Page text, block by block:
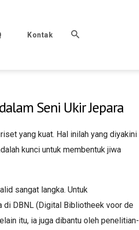
Kontak
Seni Ukir Jepara
yang kuat. Hal inilah yang diyakini
kunci untuk membentuk jiwa
sangat langka. Untuk
di DBNL (Digital Bibliotheek voor de
itu, ia juga dibantu oleh penelitian-